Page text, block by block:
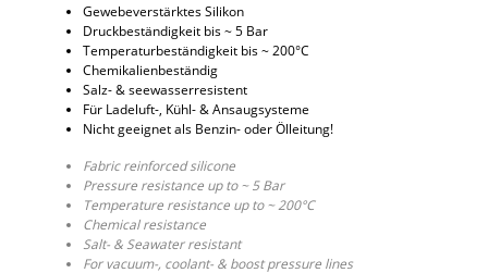
Gewebeverstärktes Silikon
Druckbeständigkeit bis ~ 5 Bar
Temperaturbeständigkeit bis ~ 200°C
Chemikalienbeständig
Salz- & seewasserresistent
Für Ladeluft-, Kühl- & Ansaugsysteme
Nicht geeignet als Benzin- oder Ölleitung!
Fabric reinforced silicone
Pressure resistance up to ~ 5 Bar
Temperature resistance up to ~ 200°C
Chemical resistance
Salt- & Seawater resistant
For vacuum-, coolant- & boost pressure lines